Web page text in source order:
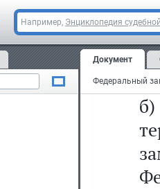
Например, Энциклопедия
Документ